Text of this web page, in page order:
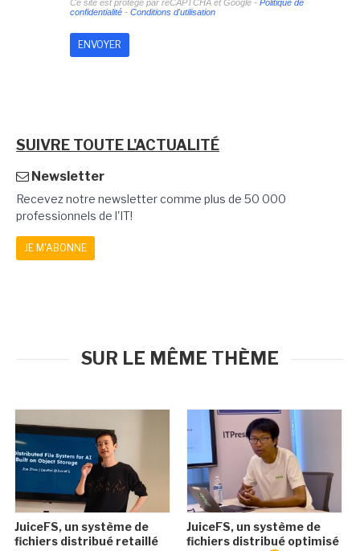
Ce site est protégé par reCAPTCHA et Google - Politique de
confidentialité- Conditions d'utilisation
SUIVRE TOUTE L'ACTUALITÉ
Newsletter
Recevez notre newsletter comme plus de 50 000
professionnels de l'IT!
JE M'ABONNE
SUR LE MÊME THÈME
JuiceFS, un système de
fichiers distribué retaillé
JuiceFS, un système de
fichiers distribué optimisé